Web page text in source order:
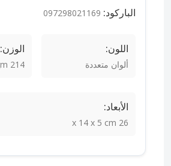
الباركود: 097298021169
اللون:
ألوان متعددة
الوزن:
214 gm
الأبعاد:
26 x 14 x 5 cm